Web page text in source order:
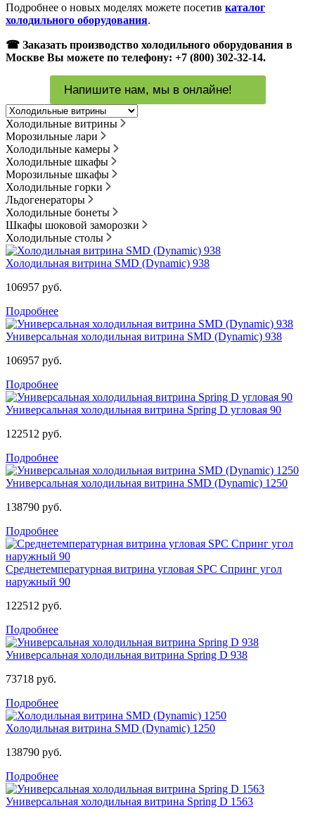
Подробнее о новых моделях можете посетив каталог
холодильного оборудования.
☎ Заказать производство холодильного оборудования в
Москве Вы можете по телефону: +7 (800) 302-32-14.
Напишите нам, мы в онлайне!
Холодильные витрины
Морозильные лари
Холодильные камеры
Холодильные шкафы
Морозильные шкафы
Холодильные горки
Льдогенераторы
Холодильные бонеты
Шкафы шоковой заморозки
Холодильные столы
Холодильная витрина SMD (Dynamic) 938
106957 руб.
Подробнее
Универсальная холодильная витрина SMD (Dynamic) 938
106957 руб.
Подробнее
Универсальная холодильная витрина Spring D угловая 90
122512 руб.
Подробнее
Универсальная холодильная витрина SMD (Dynamic) 1250
138790 руб.
Подробнее
Среднетемпературная витрина угловая SPC Спринг угол
наружный 90
122512 руб.
Подробнее
Универсальная холодильная витрина Spring D 938
73718 руб.
Подробнее
Холодильная витрина SMD (Dynamic) 1250
138790 руб.
Подробнее
Универсальная холодильная витрина Spring D 1563